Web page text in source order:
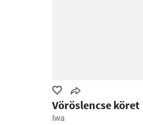
Vöröslencse köret
Iwa